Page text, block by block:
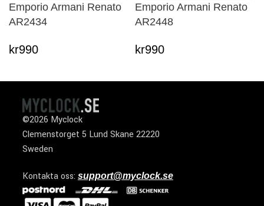
Emporio Armani Renato
AR2434
kr990
Emporio Armani Renato
AR2448
kr990
©2026 Myclock
Clemenstorget 5 Lund Skane 22220
Sweden
Kontakta oss: support@myclock.se